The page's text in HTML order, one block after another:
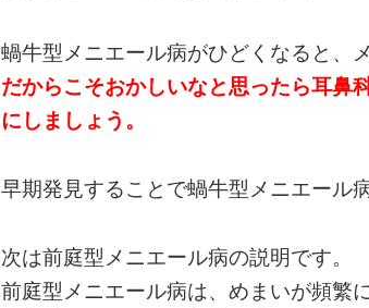
蝸牛型メニエール病がひどくなると、
だからこそおかしいなと思ったら耳鼻
にしましょう。
早期発見することで蝸牛型メニエール
次は前庭型メニエール病の説明です。
前庭型メニエール病は、めまいが頻繁